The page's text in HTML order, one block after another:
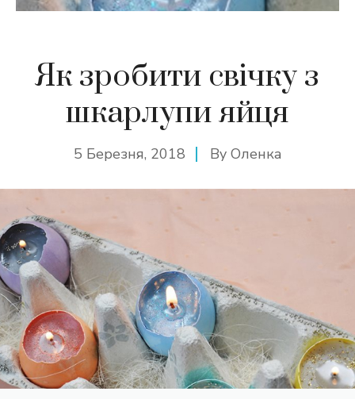
Як зробити свічку з
шкарлупи яйця
5 Березня, 2018 By Оленка